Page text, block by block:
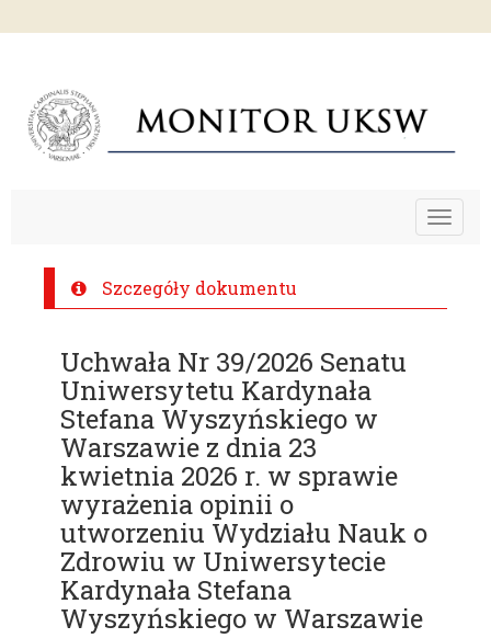
Toggle
Szczegóły dokumentu
Uchwała Nr 39/2026 Senatu
Uniwersytetu Kardynała
Stefana Wyszyńskiego w
Warszawie z dnia 23
kwietnia 2026 r. w sprawie
wyrażenia opinii o
utworzeniu Wydziału Nauk o
Zdrowiu w Uniwersytecie
Kardynała Stefana
Wyszyńskiego w Warszawie